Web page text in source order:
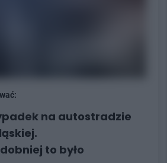
na autostradzie
to było